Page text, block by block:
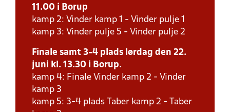
11.00 i Borup
kamp 2: Vinder kamp 1 - Vinder pulje 1
kamp 3: Vinder pulje 5 - Vinder pulje 2
Finale samt 3-4 plads lørdag den 22.
juni kl. 13.30 i Borup.
kamp 4: Finale Vinder kamp 2 - Vinder
kamp 3
kamp 5: 3-4 plads Taber kamp 2 - Taber